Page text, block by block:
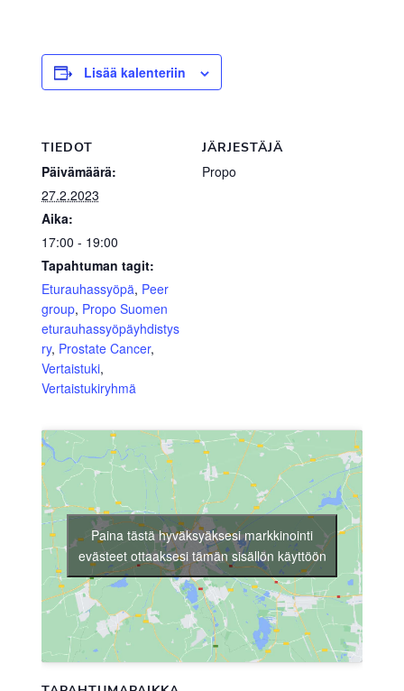
Lisää kalenteriin
TIEDOT
Päivämäärä:
27.2.2023
Aika:
17:00 - 19:00
Tapahtuman tagit:
Eturauhassyöpä, Peer
group, Propo Suomen
eturauhassyöpäyhdistys
ry, Prostate Cancer,
Vertaistuki,
Vertaistukiryhmä
JÄRJESTÄJÄ
Propo
Paina tästä hyväksyäksesi markkinointi
evästeet ottaaksesi tämän sisällön käyttöön